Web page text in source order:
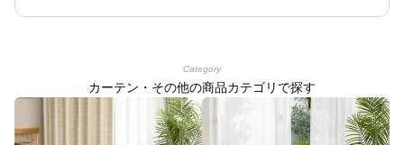
Category
カーテン・その他の商品カテゴリで探す